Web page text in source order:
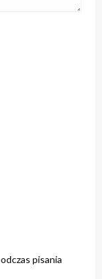
pisania